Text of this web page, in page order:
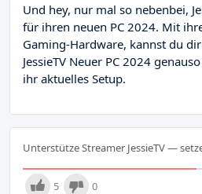
Und hey, nur mal so nebenbei,
für ihren neuen PC 2024. Mit
Gaming-Hardware, kannst du
JessieTV Neuer PC 2024
ihr aktuelles Setup.
Unterstütze Streamer JessieTV —
5 0